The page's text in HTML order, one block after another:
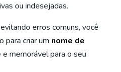
ou indesejadas.
erros comuns, você
para criar um nome de
memorável para o seu